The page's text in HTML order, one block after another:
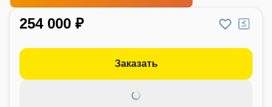
254 000 ₽
Заказать